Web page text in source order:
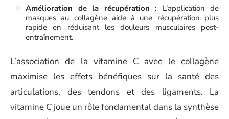
Amélioration de la récupération : L’application de
masques au collagène aide à une récupération plus
rapide en réduisant les douleurs musculaires post-
entraînement.
L’association de la vitamine C avec le collagène
maximise les effets bénéfiques sur la santé des
articulations, des tendons et des ligaments. La
vitamine C joue un rôle fondamental dans la synthèse